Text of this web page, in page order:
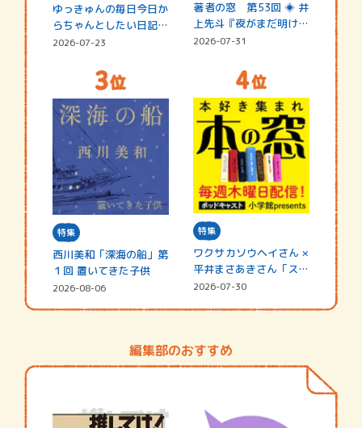
ゆっきゅんの毎日今日か
らちゃんとしたい日記
☆202…
2026-07-23
著者の窓 第53回 ◈ 井
上先斗『夜がまだ明けな
い』
2026-07-31
特集
西川美和「深海の船」第
１回 置いてきた子供
2026-08-06
特集
ワクサカソウヘイさん ×
平井まさあきさん「スペ
シャ…
2026-07-30
編集部のおすすめ